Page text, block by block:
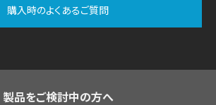
購入時のよくあるご質問
製品をご検討中の方へ